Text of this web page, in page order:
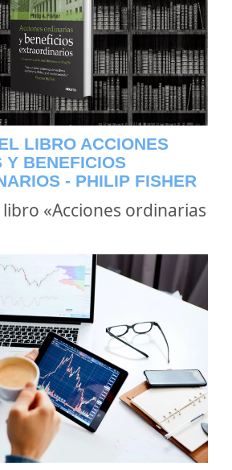
LIBRO ACCIONES
Y BENEFICIOS
- PHILIP FISHER
«Acciones ordinarias